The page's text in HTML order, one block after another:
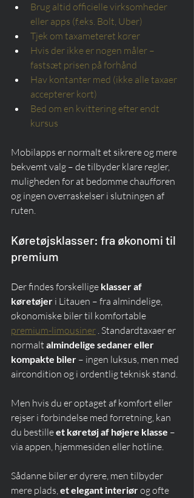
Brug altid officielle virksomheder
eller apps (f.eks. Bolt, Uber)
Tjek om taxameteret kører
Hvis der ikke er nogen måler –
fastsæt prisen på forhånd
Hav kontanter med (ikke alle taxaer
accepterer kort)
Bed om en kvittering efter endt
kursus
Mobilapps er normalt et sikrere og mere
bekvemt valg – de tilbyder klare regler,
muligheden for at bedømme chaufføren
og ingen overraskelser i slutningen af
ruten.
Køretøjsklasser: fra økonomi til
premium
Der findes forskellige klasser af
køretøjer i Litauen – fra almindelige,
økonomiske biler til komfortable
premium-limousiner . Standardtaxaer er
normalt almindelige sedaner eller
kompakte biler – ingen luksus, men med
aircondition og i ordentlig teknisk stand.
Men hvis du er optaget af komfort eller
rejser i forbindelse med forretning, kan
du bestille et køretøj af højere klasse –
via appen, hjemmesiden eller hotline.
Sådanne biler er dyrere, men tilbyder
mere plads, et elegant interiør og ofte